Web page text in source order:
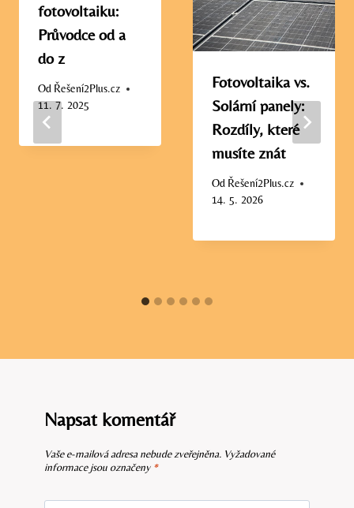
fotovoltaiku:
Průvodce od a
do z
Od Řešení2Plus.cz
11. 7. 2025
Fotovoltaika vs.
Solární panely:
Rozdíly, které
musíte znát
Od Řešení2Plus.cz
14. 5. 2026
Napsat komentář
Vaše e-mailová adresa nebude zveřejněna. Vyžadované
informace jsou označeny *